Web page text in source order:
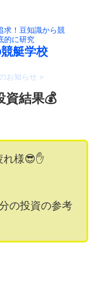
求！豆知識から競
的に研究
艇学校
お知らせ >
資結果💰
様😎✋
の投資の参考